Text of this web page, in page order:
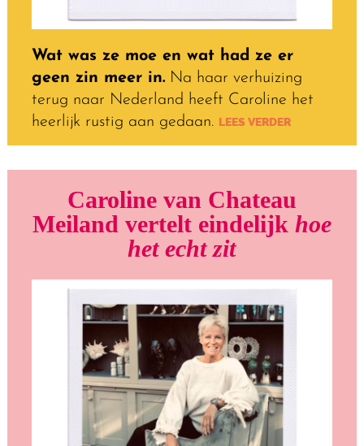
Wat was ze moe en wat had ze er
geen zin meer in.Na haar verhuizing
terug naar Nederland heeft Caroline het
heerlijk rustig aan gedaan.LEES VERDER
Caroline van Chateau
Meiland vertelt eindelijk hoe
het echt zit